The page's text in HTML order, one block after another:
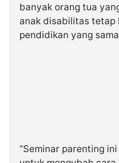
banyak orang tua
anak disabilitas tetap
pendidikan yang
“Seminar parenting